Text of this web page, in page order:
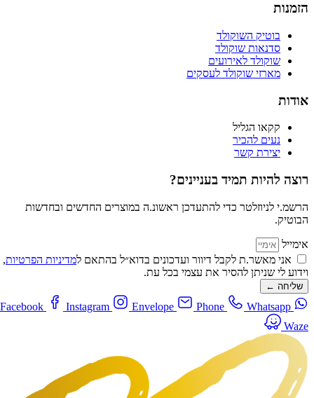
הזמנות
בוטיק השוקולד
סדנאות שוקולד
שוקולד לאירועים
מארזי שוקולד לעסקים
אודות
קקאו הגליל
נעים להכיר
יצירת קשר
רוצה להיות תמיד בעניינים?
הרשמ.י לניוזלטר כדי להתעדכן ראשונ.ה במוצרים החדשים ובחדשות
הבוטיק.
אימייל
אני מאשר.ת לקבל דיוור ועדכונים בדוא״ל בהתאם ל מדיניות הפרטיות,
וידוע לי שניתן להסיר את עצמי בכל עת.
שליחה ←
Facebook Instagram Envelope Phone
Whatsapp
Waze